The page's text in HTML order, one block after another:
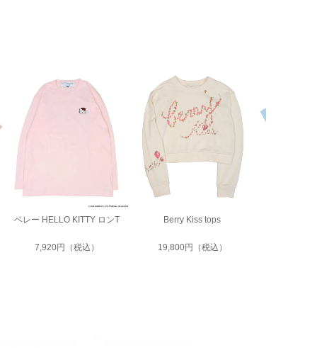
ベレー HELLO KITTY ロンT
7,920円（税込）
Berry Kiss tops
19,800円（税込）